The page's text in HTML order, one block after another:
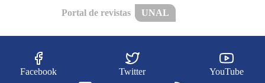
Portal de revistas UNAL
Facebook Twitter YouTube